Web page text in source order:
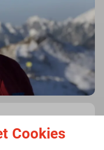
Cookies